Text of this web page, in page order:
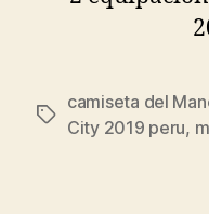
Etiquetas
camiseta del
City 2019 peru,